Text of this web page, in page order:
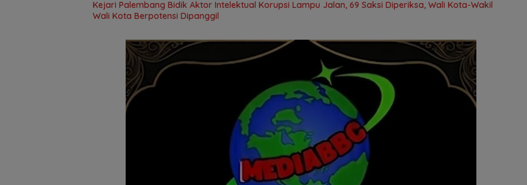
Kejari Palembang Bidik Aktor Intelektual Korupsi Lampu Jalan, 69 Saksi Diperiksa, Wali Kota-Wakil
Wali Kota Berpotensi Dipanggil